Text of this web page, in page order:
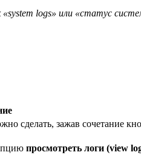
logs» или «статус
сделать, зажав сочетание
просмотреть логи (view